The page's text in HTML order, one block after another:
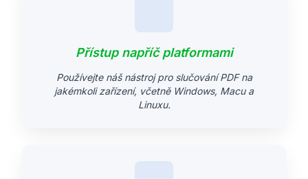
Přístup napříč platformami
Používejte náš nástroj pro slučování PDF na
jakémkoli zařízení, včetně Windows, Macu a
Linuxu.